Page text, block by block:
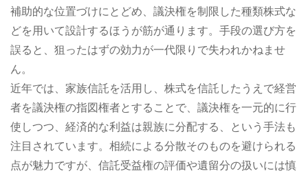
補助的な位置づけにとどめ、議決権を制限した種類株式な
どを用いて設計するほうが筋が通ります。手段の選び方を
誤ると、狙ったはずの効力が一代限りで失われかねませ
ん。
近年では、家族信託を活用し、株式を信託したうえで経営
者を議決権の指図権者とすることで、議決権を一元的に行
使しつつ、経済的な利益は親族に分配する、という手法も
注目されています。相続による分散そのものを避けられる
点が魅力ですが、信託受益権の評価や遺留分の扱いには慎